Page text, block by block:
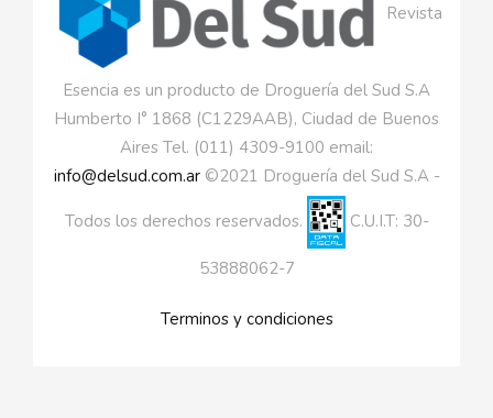
Revista
Esencia es un producto de Droguería del Sud S.A
Humberto I° 1868 (C1229AAB), Ciudad de Buenos
Aires Tel. (011) 4309-9100 email:
info@delsud.com.ar©2021 Droguería del Sud S.A -
Todos los derechos reservados. C.U.I.T: 30-
53888062-7
Terminos y condiciones